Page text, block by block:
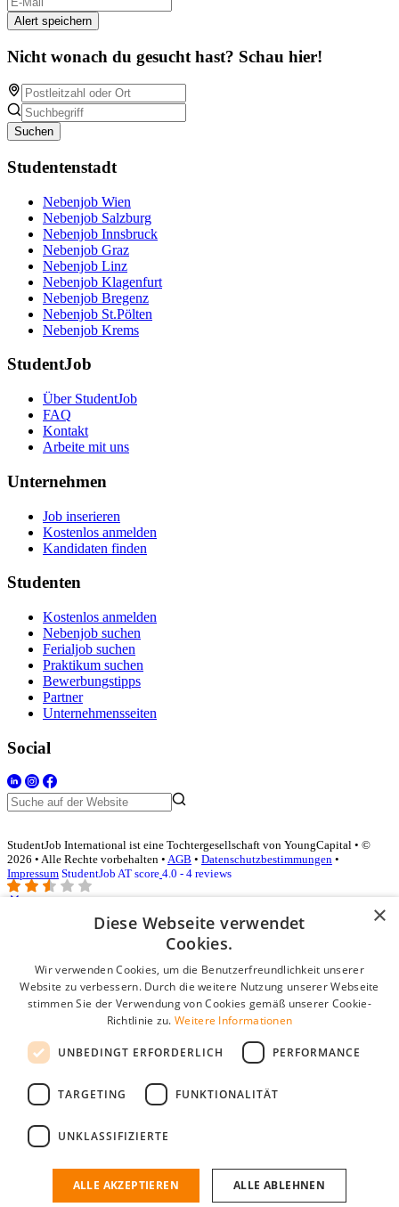
Alert speichern
Nicht wonach du gesucht hast? Schau hier!
Suchen
Studentenstadt
Nebenjob Wien
Nebenjob Salzburg
Nebenjob Innsbruck
Nebenjob Graz
Nebenjob Linz
Nebenjob Klagenfurt
Nebenjob Bregenz
Nebenjob St.Pölten
Nebenjob Krems
StudentJob
Über StudentJob
FAQ
Kontakt
Arbeite mit uns
Unternehmen
Job inserieren
Kostenlos anmelden
Kandidaten finden
Studenten
Kostenlos anmelden
Nebenjob suchen
Ferialjob suchen
Praktikum suchen
Bewerbungstipps
Partner
Unternehmensseiten
Social
StudentJob International ist eine Tochtergesellschaft von YoungCapital • ©
2026 • Alle Rechte vorbehalten • AGB • Datenschutzbestimmungen •
Impressum StudentJob AT score 4.0 - 4 reviews
Login für Unternehmen
E-Mail*
Passwort
Angemeldet bleiben
Passwort vergessen?
Kostenloses Unternehmensprofil
Wenn Sie sich registriert haben, können Sie ein Unternehmensprofil
passenden Mitarbeiter zu finden.
×
Diese Webseite verwendet
Cookies.
Wir verwenden Cookies, um die Benutzerfreundlichkeit unserer
Website zu verbessern. Durch die weitere Nutzung unserer Webseite
stimmen Sie der Verwendung von Cookies gemäß unserer Cookie-
Richtlinie zu. Weitere Informationen
UNBEDINGT ERFORDERLICH PERFORMANCE
TARGETING FUNKTIONALITÄT
UNKLASSIFIZIERTE
ALLE AKZEPTIEREN ALLE ABLEHNEN